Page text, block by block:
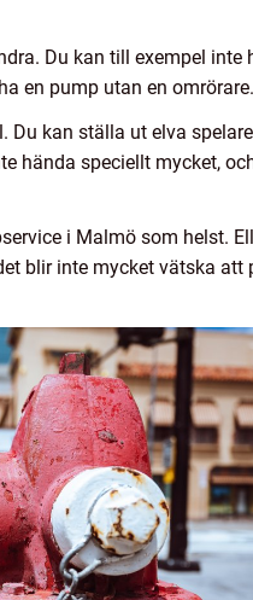
Du kan till exempel inte
en pump utan en omrörare.
kan ställa ut elva
hända speciellt mycket,
i Malmö som helst.
blir inte mycket vätska